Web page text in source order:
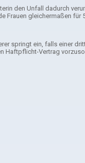
den Unfall dadurch
gleichermaßen für
springt ein, falls einer
Haftpflicht-Vertrag